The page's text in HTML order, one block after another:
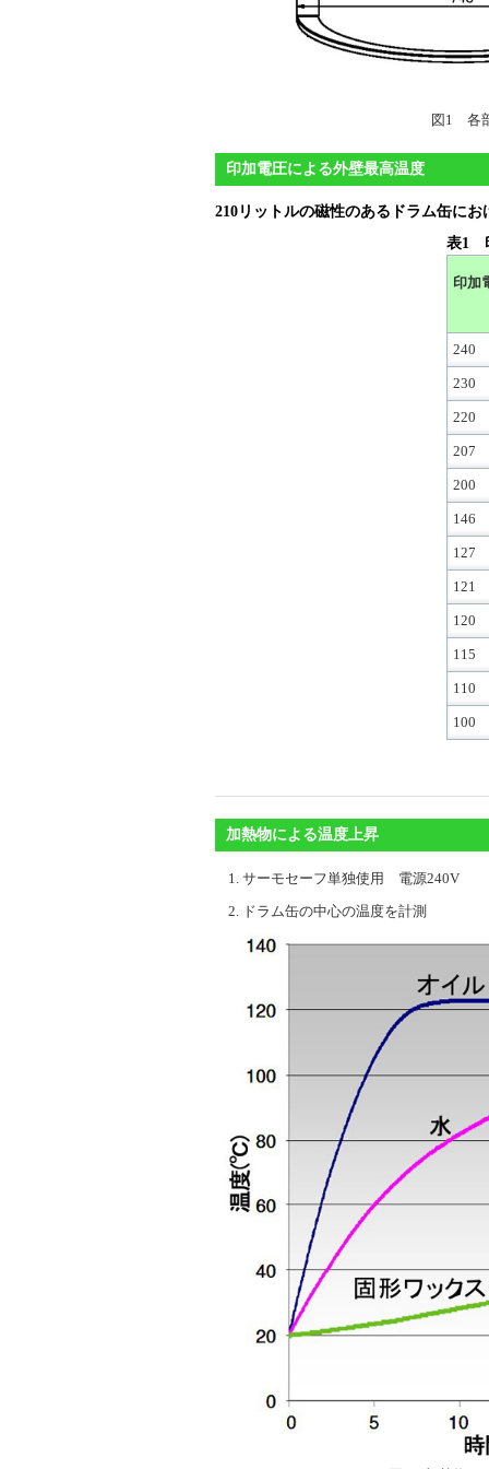
図1 各
印加電圧による外壁最高温度
210リットルの磁性のあるドラム缶に
表1
印加
240
230
220
207
200
146
127
121
120
115
110
100
加熱物による温度上昇
サーモセーフ単独使用 電源240V
ドラム缶の中心の温度を計測